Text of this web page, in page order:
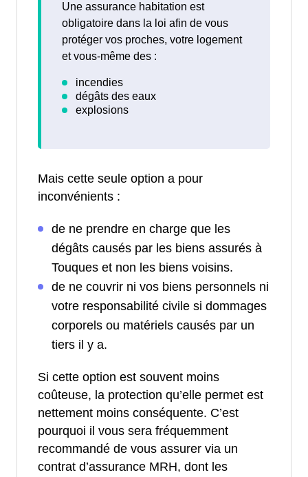
Une assurance habitation est
obligatoire dans la loi afin de vous
protéger vos proches, votre logement
et vous-même des :
Mais cette seule option a pour
inconvénients :
de ne prendre en charge que les
dégâts causés par les biens assurés à
Touques et non les biens voisins.
de ne couvrir ni vos biens personnels ni
votre responsabilité civile si dommages
corporels ou matériels causés par un
tiers il y a.
Si cette option est souvent moins
coûteuse, la protection qu’elle permet est
nettement moins conséquente. C’est
pourquoi il vous sera fréquemment
recommandé de vous assurer via un
contrat d’assurance MRH, dont les